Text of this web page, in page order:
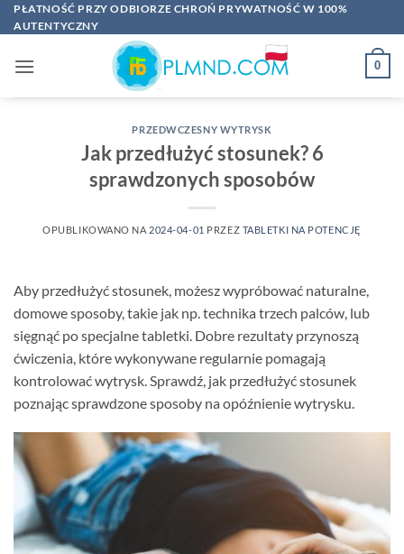
Przewiń
do
PŁATNOŚĆ PRZY ODBIORZE CHROŃ PRYWATNOŚĆ W 100%
AUTENTYCZNY
0
PRZEDWCZESNY WYTRYSK
Jak przedłużyć stosunek? 6
sprawdzonych sposobów
OPUBLIKOWANO NA 2024-04-01 PRZEZ TABLETKI NA POTENCJĘ
Aby przedłużyć stosunek, możesz wypróbować naturalne,
domowe sposoby, takie jak np. technika trzech palców, lub
sięgnąć po specjalne tabletki. Dobre rezultaty przynoszą
ćwiczenia, które wykonywane regularnie pomagają
kontrolować wytrysk. Sprawdź, jak przedłużyć stosunek
poznając sprawdzone sposoby na opóźnienie wytrysku.